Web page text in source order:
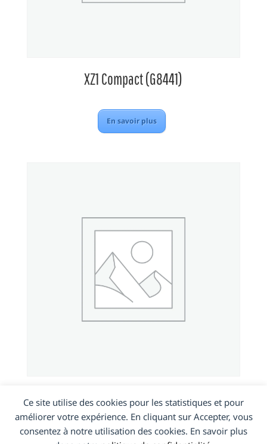
Ce site utilise des cookies pour les statistiques et pour
améliorer votre expérience. En cliquant sur Accepter, vous
consentez à notre utilisation des cookies. En savoir plus
XZ1 Compact (G8441)
En savoir plus
XZ Premium (G8142)
En savoir plus